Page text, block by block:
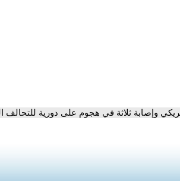
وإصابة ثلاثة في هجوم على دورية للتحالف